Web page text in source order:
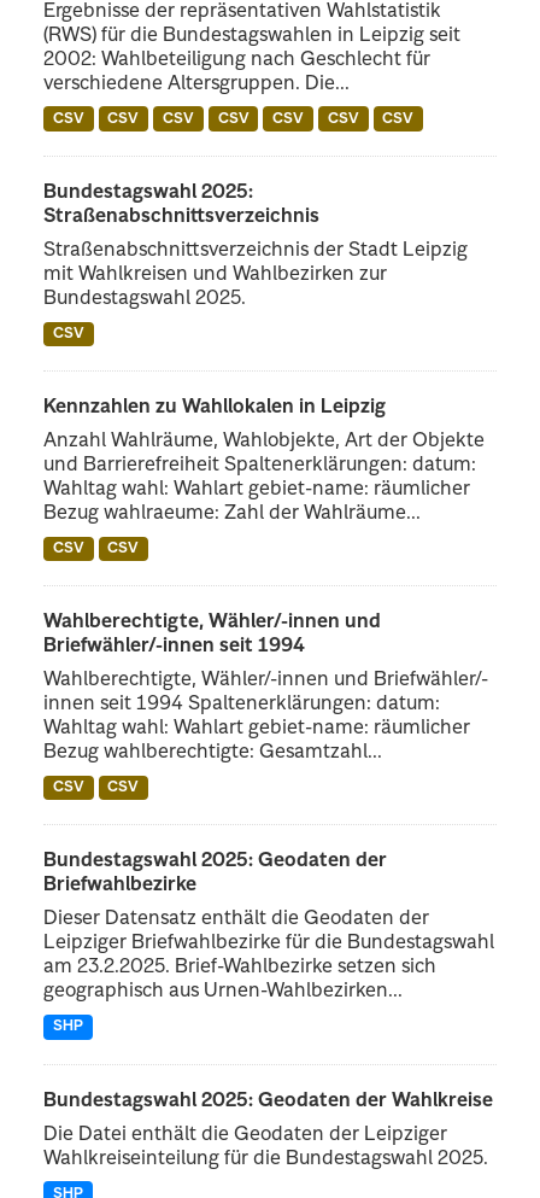
Ergebnisse der repräsentativen Wahlstatistik
(RWS) für die Bundestagswahlen in Leipzig seit
2002: Wahlbeteiligung nach Geschlecht für
verschiedene Altersgruppen. Die...
CSV CSV CSV CSV CSV CSV CSV
Bundestagswahl 2025:
Straßenabschnittsverzeichnis
Straßenabschnittsverzeichnis der Stadt Leipzig
mit Wahlkreisen und Wahlbezirken zur
Bundestagswahl 2025.
CSV
Kennzahlen zu Wahllokalen in Leipzig
Anzahl Wahlräume, Wahlobjekte, Art der Objekte
und Barrierefreiheit Spaltenerklärungen: datum:
Wahltag wahl: Wahlart gebiet-name: räumlicher
Bezug wahlraeume: Zahl der Wahlräume...
CSV CSV
Wahlberechtigte, Wähler/-innen und
Briefwähler/-innen seit 1994
Wahlberechtigte, Wähler/-innen und Briefwähler/-
innen seit 1994 Spaltenerklärungen: datum:
Wahltag wahl: Wahlart gebiet-name: räumlicher
Bezug wahlberechtigte: Gesamtzahl...
CSV CSV
Bundestagswahl 2025: Geodaten der
Briefwahlbezirke
Dieser Datensatz enthält die Geodaten der
Leipziger Briefwahlbezirke für die Bundestagswahl
am 23.2.2025. Brief-Wahlbezirke setzen sich
geographisch aus Urnen-Wahlbezirken...
SHP
Bundestagswahl 2025: Geodaten der Wahlkreise
Die Datei enthält die Geodaten der Leipziger
Wahlkreiseinteilung für die Bundestagswahl 2025.
SHP